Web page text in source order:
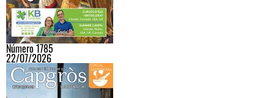
Número 1785
22/07/2026